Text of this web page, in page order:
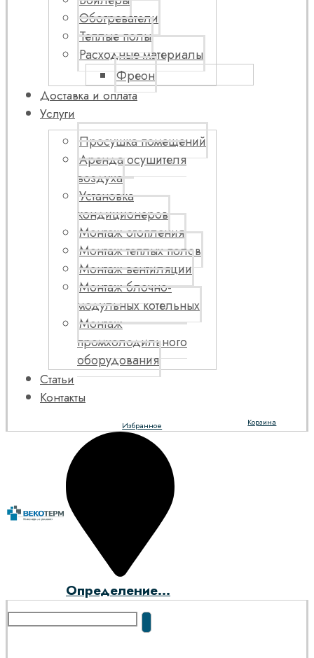
Обогреватели
Теплые полы
Расходные материалы
Фреон
Доставка и оплата
Услуги
Просушка помещений
Аренда осушителя
воздуха
Установка
кондиционеров
Монтаж отопления
Монтаж теплых полов
Монтаж вентиляции
Монтаж блочно-
модульных котельных
Монтаж
промхолодильного
оборудования
Статьи
Контакты
Корзина
Избранное
Определение...